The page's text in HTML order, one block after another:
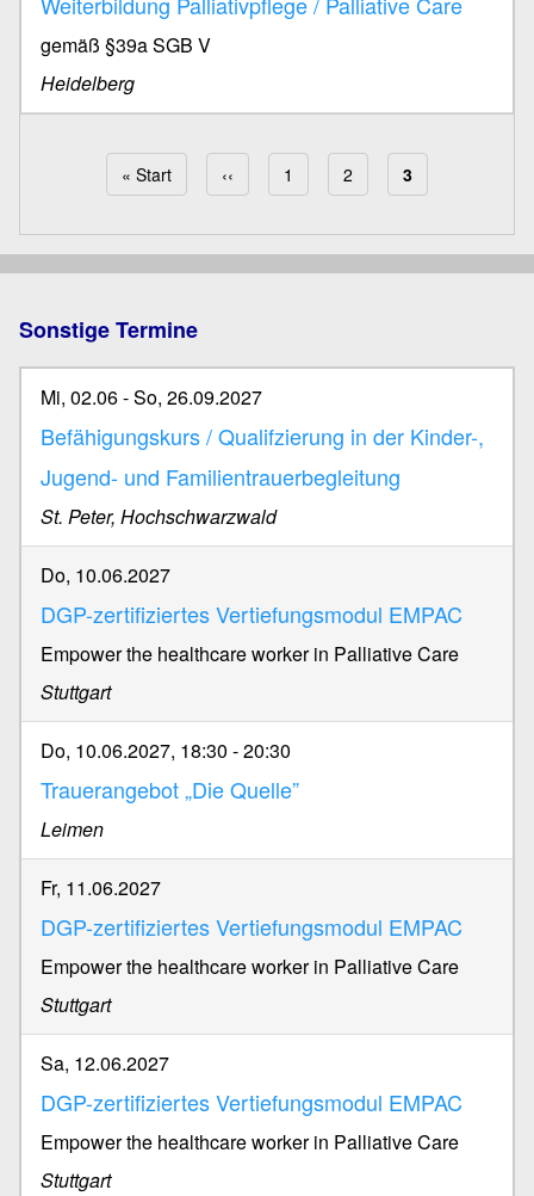
gemäß §39a SGB V
Heidelberg
Seitennummerierung
Erste Seite
« Start Vorherige Seite
‹‹ Page
1 Page
2 Aktuelle Seite
3
Sonstige Termine
Mi, 02.06-So, 26.09.2027
Befähigungskurs / Qualifzierung in der Kinder-,
Jugend- und Familientrauerbegleitung
St. Peter, Hochschwarzwald
Do, 10.06.2027
DGP-zertifiziertes Vertiefungsmodul EMPAC
Empower the healthcare worker in Palliative Care
Stuttgart
Do, 10.06.2027, 18:30 -20:30
Trauerangebot „Die Quelle”
Leimen
Fr, 11.06.2027
DGP-zertifiziertes Vertiefungsmodul EMPAC
Empower the healthcare worker in Palliative Care
Stuttgart
Sa, 12.06.2027
DGP-zertifiziertes Vertiefungsmodul EMPAC
Empower the healthcare worker in Palliative Care
Stuttgart